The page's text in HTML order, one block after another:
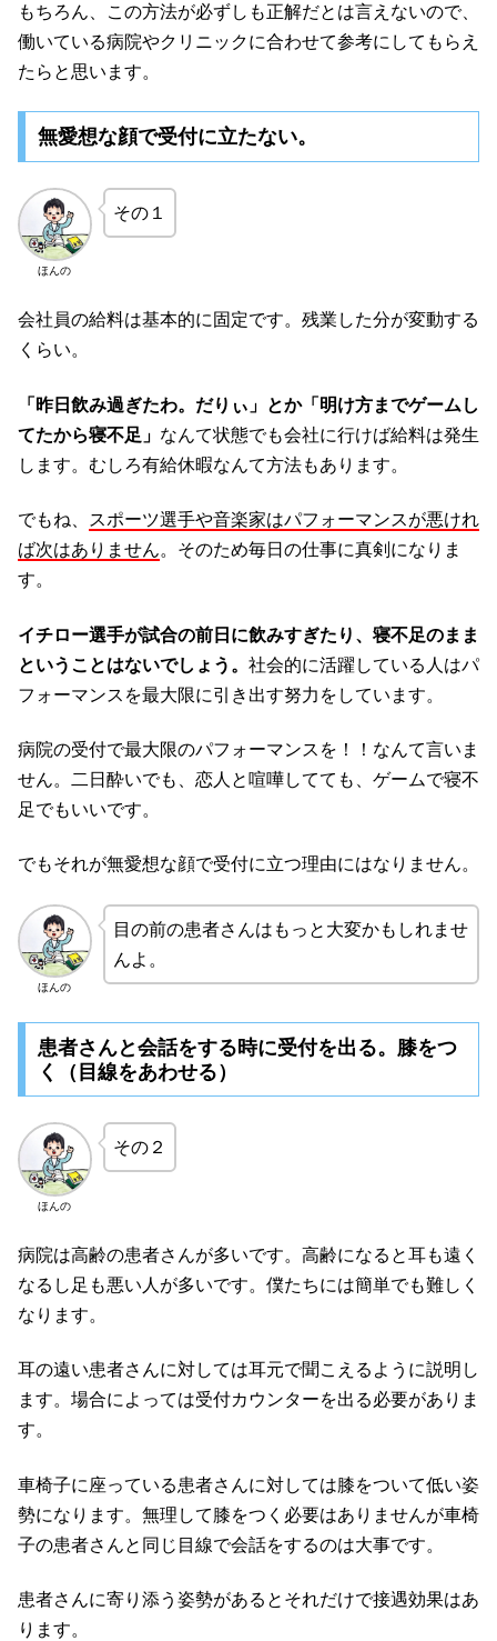
もちろん、この方法が必ずしも正解だとは言えないので、
働いている病院やクリニックに合わせて参考にしてもらえ
たらと思います。
無愛想な顔で受付に立たない。
ほんの
その１
会社員の給料は基本的に固定です。残業した分が変動する
くらい。
「昨日飲み過ぎたわ。だりぃ」とか「明け方までゲームし
てたから寝不足」 なんて状態でも会社に行けば給料は発生
します。むしろ有給休暇なんて方法もあります。
でもね、
スポーツ選手や音楽家はパフォーマンスが悪けれ
ば次はありません。そのため毎日の仕事に真剣になりま
す。
イチロー選手が試合の前日に飲みすぎたり、寝不足のまま
ということはないでしょう。 社会的に活躍している人はパ
フォーマンスを最大限に引き出す努力をしています。
病院の受付で最大限のパフォーマンスを！！なんて言いま
せん。二日酔いでも、恋人と喧嘩してても、ゲームで寝不
足でもいいです。
でもそれが無愛想な顔で受付に立つ理由にはなりません。
ほんの
目の前の患者さんはもっと大変かもしれませ
んよ。
患者さんと会話をする時に受付を出る。膝をつ
く（目線をあわせる）
ほんの
その２
病院は高齢の患者さんが多いです。高齢になると耳も遠く
なるし足も悪い人が多いです。僕たちには簡単でも難しく
なります。
耳の遠い患者さんに対しては耳元で聞こえるように説明し
ます。場合によっては受付カウンターを出る必要がありま
す。
車椅子に座っている患者さんに対しては膝をついて低い姿
勢になります。無理して膝をつく必要はありませんが車椅
子の患者さんと同じ目線で会話をするのは大事です。
患者さんに寄り添う姿勢があるとそれだけで接遇効果はあ
ります。